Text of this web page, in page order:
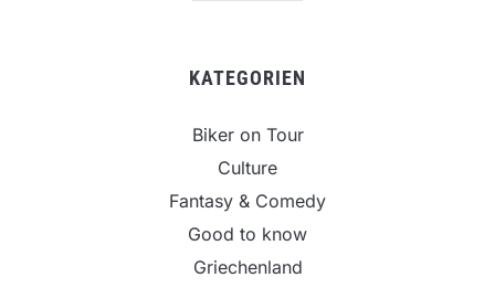
KATEGORIEN
Biker on Tour
Culture
Fantasy & Comedy
Good to know
Griechenland